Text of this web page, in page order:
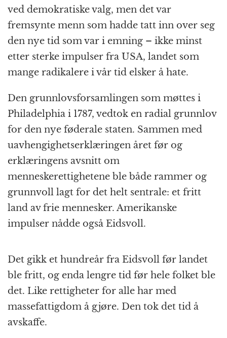
ved demokratiske valg, men det var
fremsynte menn som hadde tatt inn over seg
den nye tid som var i emning – ikke minst
etter sterke impulser fra USA, landet som
mange radikalere i vår tid elsker å hate.
Den grunnlovsforsamlingen som møttes i
Philadelphia i 1787, vedtok en radial grunnlov
for den nye føderale staten. Sammen med
uavhengighetserklæringen året før og
erklæringens avsnitt om
menneskerettighetene ble både rammer og
grunnvoll lagt for det helt sentrale: et fritt
land av frie mennesker. Amerikanske
impulser nådde også Eidsvoll.
Det gikk et hundreår fra Eidsvoll før landet
ble fritt, og enda lengre tid før hele folket ble
det. Like rettigheter for alle har med
massefattigdom å gjøre. Den tok det tid å
avskaffe.